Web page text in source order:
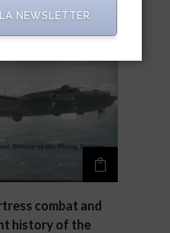
combat and
history of the
NEWSLETTER